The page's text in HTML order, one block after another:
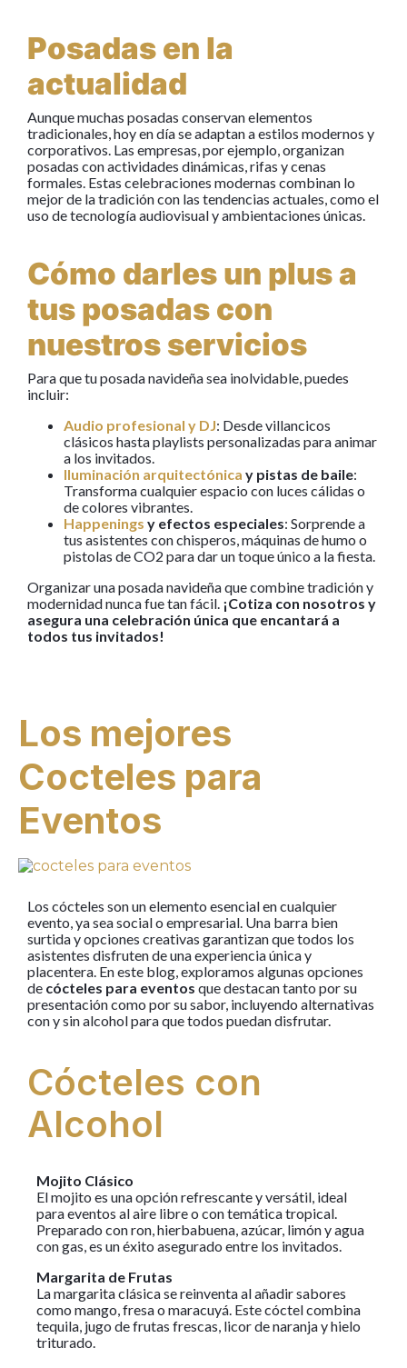
Posadas en la
actualidad
Aunque muchas posadas conservan elementos
tradicionales, hoy en día se adaptan a estilos modernos y
corporativos. Las empresas, por ejemplo, organizan
posadas con actividades dinámicas, rifas y cenas
formales. Estas celebraciones modernas combinan lo
mejor de la tradición con las tendencias actuales, como el
uso de tecnología audiovisual y ambientaciones únicas.
Cómo darles un plus a
tus posadas con
nuestros servicios
Para que tu posada navideña sea inolvidable, puedes
incluir:
Audio profesional y DJ: Desde villancicos
clásicos hasta playlists personalizadas para animar
a los invitados.
Iluminación arquitectónica y pistas de baile:
Transforma cualquier espacio con luces cálidas o
de colores vibrantes.
Happenings y efectos especiales: Sorprende a
tus asistentes con chisperos, máquinas de humo o
pistolas de CO2 para dar un toque único a la fiesta.
Organizar una posada navideña que combine tradición y
modernidad nunca fue tan fácil. ¡Cotiza con nosotros y
asegura una celebración única que encantará a
todos tus invitados!
Los mejores
Cocteles para
Eventos
Los cócteles son un elemento esencial en cualquier
evento, ya sea social o empresarial. Una barra bien
surtida y opciones creativas garantizan que todos los
asistentes disfruten de una experiencia única y
placentera. En este blog, exploramos algunas opciones
de cócteles para eventos que destacan tanto por su
presentación como por su sabor, incluyendo alternativas
con y sin alcohol para que todos puedan disfrutar.
Cócteles con
Alcohol
Mojito Clásico
El mojito es una opción refrescante y versátil, ideal
para eventos al aire libre o con temática tropical.
Preparado con ron, hierbabuena, azúcar, limón y agua
con gas, es un éxito asegurado entre los invitados.
Margarita de Frutas
La margarita clásica se reinventa al añadir sabores
como mango, fresa o maracuyá. Este cóctel combina
tequila, jugo de frutas frescas, licor de naranja y hielo
triturado.